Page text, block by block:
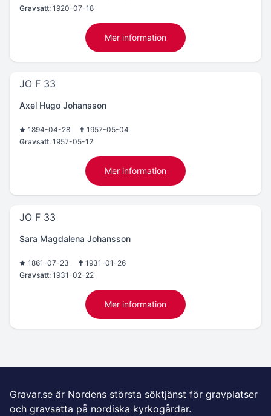
Gravsatt: 1920-07-18
Mer information
JO F 33
Axel Hugo Johansson
1894-04-28
1957-05-04
Gravsatt: 1957-05-12
Mer information
JO F 33
Sara Magdalena Johansson
1861-07-23
1931-01-26
Gravsatt: 1931-02-22
Mer information
Gravar.se är Nordens största söktjänst för gravplatser
och gravsatta på nordiska kyrkogårdar.